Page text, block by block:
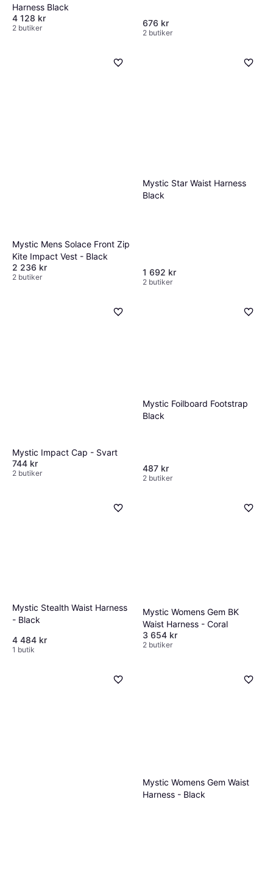
Harness Black
4 128 kr
2 butiker 676 kr
2 butiker
Mystic Mens Solace Front Zip
Kite Impact Vest - Black
2 236 kr
2 butiker
Mystic Star Waist Harness
Black
1 692 kr
2 butiker
Mystic Impact Cap - Svart
744 kr
2 butiker
Mystic Foilboard Footstrap
Black
487 kr
2 butiker
Mystic Stealth Waist Harness
- Black
4 484 kr
1 butik
Mystic Womens Gem BK
Waist Harness - Coral
3 654 kr
2 butiker
Mystic Womens Gem Waist
Harness - Black